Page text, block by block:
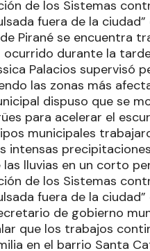
de los Sistemas
fuera de la
Pirané se encuentra
durante la
Palacios supervisó
las zonas más
dispuso que se
para acelerar el
municipales
intensas
las lluvias en un corto
de los Sistemas
fuera de la
de gobierno
que los trabajos
en el barrio Santa